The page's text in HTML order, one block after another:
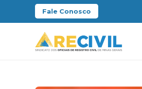
Fale Conosco